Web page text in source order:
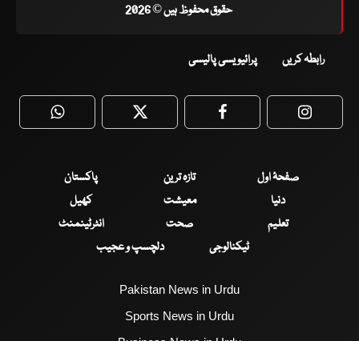
حقوق محفوظ ہیں © 2026
رابطہ کریں پرائیویسی پالیسی
WhatsApp Twitter Facebook
صفحۂ اول تازہ ترین
پاکستان
دنیا
معیشت
کھیل
تعلیم
صحت
انٹرٹینمنٹ
ٹیکنالوجی
دلچسپ و عجیب
Pakistan News in Urdu
Sports News in Urdu